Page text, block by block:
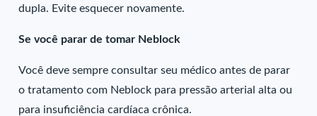
dupla. Evite esquecer novamente.
Se você parar de tomar Neblock
Você deve sempre consultar seu médico antes de parar
o tratamento com Neblock para pressão arterial alta ou
para insuficiência cardíaca crônica.